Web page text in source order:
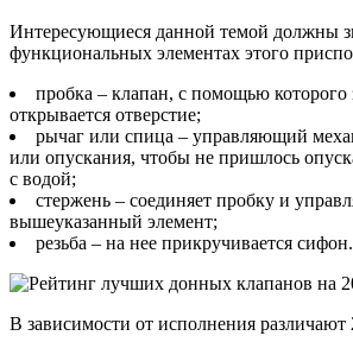
Интересующиеся данной темой должны
функциональных элементах этого
пробка – клапан, с помощью которого
открывается отверстие;
рычаг или спица – управляющий
или опускания, чтобы не пришлось
с водой;
стержень – соединяет пробку и
вышеуказанный элемент;
резьба – на нее прикручивается сифон.
В зависимости от исполнения различают